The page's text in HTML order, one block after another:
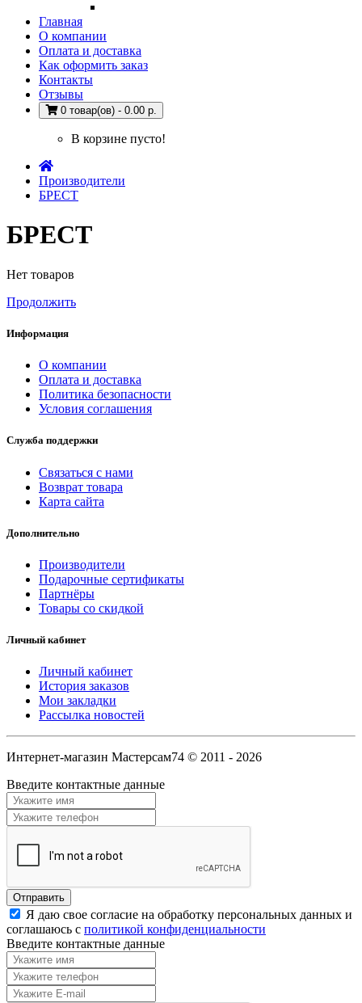
Главная
О компании
Оплата и доставка
Как оформить заказ
Контакты
Отзывы
0 товар(ов) - 0.00 р.
В корзине пусто!
Производители
БРЕСТ
БРЕСТ
Нет товаров
Продолжить
Информация
О компании
Оплата и доставка
Политика безопасности
Условия соглашения
Служба поддержки
Связаться с нами
Возврат товара
Карта сайта
Дополнительно
Производители
Подарочные сертификаты
Партнёры
Товары со скидкой
Личный кабинет
Личный кабинет
История заказов
Мои закладки
Рассылка новостей
Интернет-магазин Мастерсам74 © 2011 - 2026
Введите контактные данные
Я даю свое согласие на обработку персональных данных и
соглашаюсь с политикой конфиденциальности
Введите контактные данные